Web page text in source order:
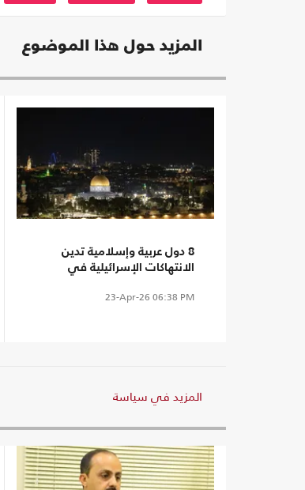
المزيد حول هذا الموضوع
8 دول عربية وإسلامية تدين
الانتهاكات الإسرائيلية في
23-Apr-26 06:38 PM
المزيد في سياسة